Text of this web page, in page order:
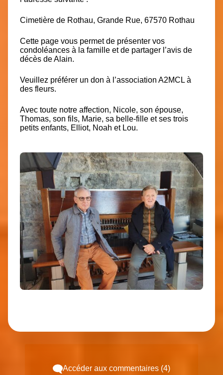
Cimetière de Rothau, Grande Rue, 67570 Rothau
Cette page vous permet de présenter vos
condoléances à la famille et de partager l’avis de
décès de Alain.
Veuillez préférer un don à l’association A2MCL à
des fleurs.
Avec toute notre affection, Nicole, son épouse,
Thomas, son fils, Marie, sa belle-fille et ses trois
petits enfants, Elliot, Noah et Lou.
Accéder aux commentaires (4)